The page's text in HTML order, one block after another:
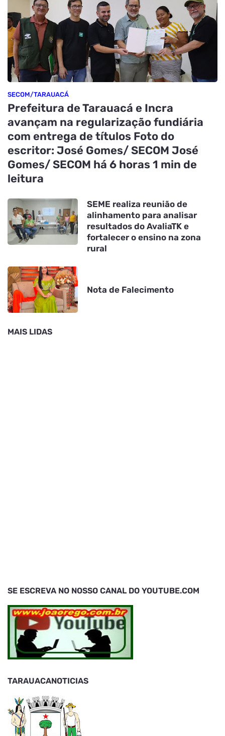
SECOM/TARAUACÁ
Prefeitura de Tarauacá e Incra
avançam na regularização fundiária
com entrega de títulos Foto do
escritor: José Gomes/ SECOM José
Gomes/ SECOM há 6 horas 1 min de
leitura
SEME realiza reunião de
alinhamento para analisar
resultados do AvaliaTK e
fortalecer o ensino na zona
rural
Nota de Falecimento
MAIS LIDAS
SE ESCREVA NO NOSSO CANAL DO YOUTUBE.COM
TARAUACANOTICIAS